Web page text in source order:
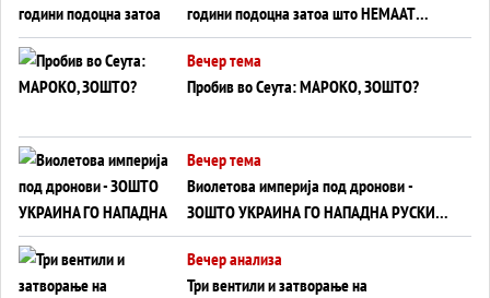
години подоцна затоа што НЕМААТ
ВНУЦИ ДА ГИ ЗАМЕНАТ
Вечер тема
Пробив во Сеута: МАРОКО, ЗОШТО?
Вечер тема
Виолетова империја под дронови -
ЗОШТО УКРАИНА ГО НАПАДНА РУСКИОТ
WILDBERRIES
Вечер анализа
Три вентили и затворање на